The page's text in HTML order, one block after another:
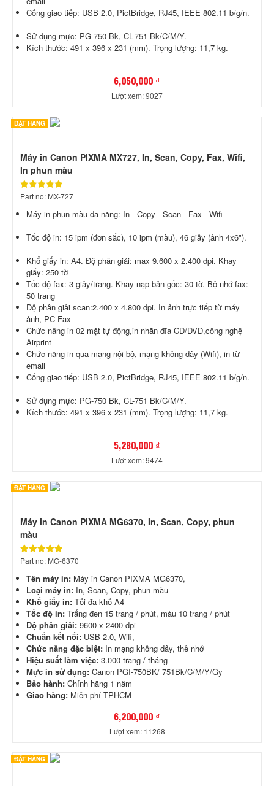
Cổng giao tiếp: USB 2.0, PictBridge, RJ45, IEEE 802.11 b/g/n.
Sử dụng mực: PG-750 Bk, CL-751 Bk/C/M/Y.
Kích thước: 491 x 396 x 231 (mm). Trọng lượng: 11,7 kg.
6,050,000 ₫
Lượt xem: 9027
ĐẶT HÀNG
Máy in Canon PIXMA MX727, In, Scan, Copy, Fax, Wifi,
In phun màu
Part no: MX-727
Máy in phun màu đa năng: In - Copy - Scan - Fax - Wifi
Tốc độ in: 15 ipm (đơn sắc), 10 ipm (màu), 46 giây (ảnh 4x6").
Khổ giấy in: A4. Độ phân giải: max 9.600 x 2.400 dpi. Khay
giấy: 250 tờ
Tốc độ fax: 3 giây/trang. Khay nạp bản gốc: 30 tờ. Bộ nhớ fax:
50 trang
Độ phân giải scan:2.400 x 4.800 dpi. In ảnh trực tiếp từ máy
ảnh, PC Fax
Chức năng in 02 mặt tự động,in nhãn đĩa CD/DVD,công nghệ
Airprint
Chức năng in qua mạng nội bộ, mạng không dây (Wifi), in từ
email
Cổng giao tiếp: USB 2.0, PictBridge, RJ45, IEEE 802.11 b/g/n.
Sử dụng mực: PG-750 Bk, CL-751 Bk/C/M/Y.
Kích thước: 491 x 396 x 231 (mm). Trọng lượng: 11,7 kg.
5,280,000 ₫
Lượt xem: 9474
ĐẶT HÀNG
Máy in Canon PIXMA MG6370, In, Scan, Copy, phun
màu
Part no: MG-6370
Tên máy in: Máy in Canon PIXMA MG6370,
Loại máy in: In, Scan, Copy, phun màu
Khổ giấy in: Tối đa khổ A4
Tốc độ in: Trắng đen 15 trang / phút, màu 10 trang / phút
Độ phân giải: 9600 x 2400 dpi
Chuẩn kết nối: USB 2.0, Wifi,
Chức năng đặc biệt: In mạng không dây, thẻ nhớ
Hiệu suất làm việc: 3.000 trang / tháng
Mực in sử dụng: Canon PGI-750BK/ 751Bk/C/M/Y/Gy
Bảo hành: Chính hãng 1 năm
Giao hàng: Miễn phí TPHCM
6,200,000 ₫
Lượt xem: 11268
ĐẶT HÀNG